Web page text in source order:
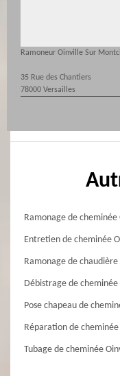
Ramoneur Oinville Sur
35 Rue des Chantiers
78000 Versailles
Ramonage de
Entretien de cheminée
Ramonage de
Débistrage de
Pose chapeau de
Réparation de
Tubage de cheminée